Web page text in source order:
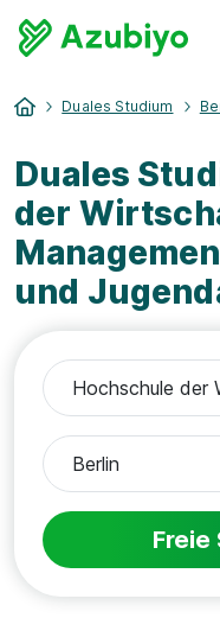
Duales Studium
Duales
der
und
Freie